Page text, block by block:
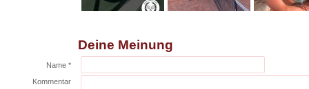
Deine Meinung
Name *
Kommentar